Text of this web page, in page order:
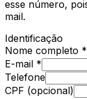
esse número,
mail.
Identificação
Nome completo *
E-mail *
Telefone
CPF (opcional)